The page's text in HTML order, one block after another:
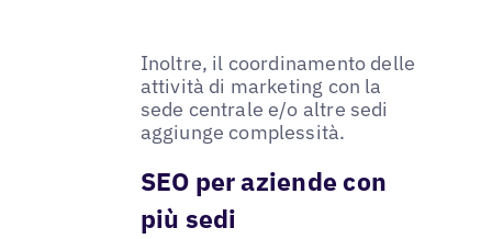
Inoltre, il coordinamento delle
attività di marketing con la
sede centrale e/o altre sedi
aggiunge complessità.
SEO per aziende con
più sedi